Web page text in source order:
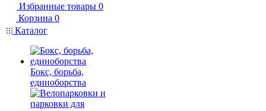
Избранные товары 0
Корзина 0
Каталог
Бокс, борьба,
единоборства